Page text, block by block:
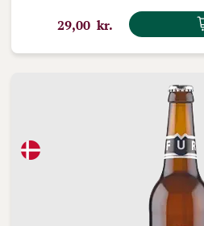
29,00 kr.